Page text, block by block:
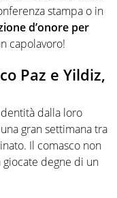
stampa o in
d’onore per
capolavoro!
Paz e Yildiz,
dalla loro
gran settimana tra
Il comasco non
giocate degne di un